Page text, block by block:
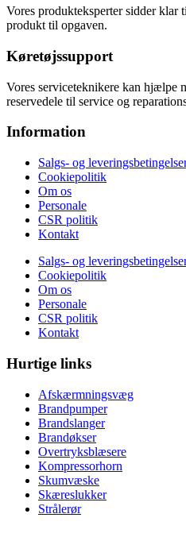
Vores produkteksperter sidder klar
produkt til opgaven.
Køretøjssupport
Vores serviceteknikere kan hjælpe
reservedele til service og
Information
Salgs- og
Cookiepolitik
Om os
Personale
CSR politik
Kontakt
Salgs- og
Cookiepolitik
Om os
Personale
CSR politik
Kontakt
Hurtige links
Afskærmningsvæg
Brandpumper
Brandslanger
Brandøkser
Overtryksblæsere
Kompressorhorn
Skumvæske
Skæreslukker
Strålerør